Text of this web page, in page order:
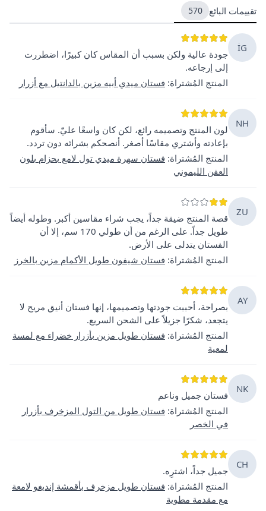
تقييمات البائع 570
İG
جودة عالية ولكن بسبب أن المقاس كان كبيرًا، اضطررت
إلى إرجاعه.
المنتج المُشتراة: فستان ميدي أبيه مزين بالدانتيل مع أزرار
NH
لون المنتج وتصميمه رائع، لكن كان واسعًا عليّ. سأقوم
بإعادته وأشتري مقاسًا أصغر. أنصحكم بشرائه دون تردد.
المنتج المُشتراة: فستان سهرة ميدي تول لامع بحزام بلون
العفن الليموني
ZU
قصة المنتج ضيقة جداً، يجب شراء مقاسين أكبر. وطوله أيضاً
طويل جداً. على الرغم من أن طولي 170 سم، إلا أن
الفستان يتدلى على الأرض.
المنتج المُشتراة: فستان شيفون طويل الأكمام مزين بالخرز
AY
بصراحة، أحببت جودتها وتصميمها، إنها فستان أنيق مريح لا
يتجعد، شكرًا جزيلاً على الشحن السريع.
المنتج المُشتراة: فستان طويل مزين بأزرار خضراء مع لمسة
لمعية
NK
فستان جميل وناعم
المنتج المُشتراة: فستان طويل من التول المزخرف بأزرار
في الخصر
CH
جميل جداً، اشترِه.
المنتج المُشتراة: فستان طويل مزخرف بأقمشة إنديغو لامعة
مع مقدمة مطوية